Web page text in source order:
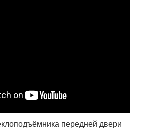
передней двери